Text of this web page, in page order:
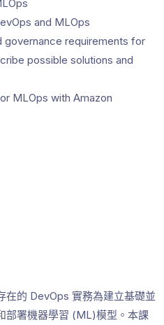
and MLOps
governance requirements for
possible solutions and
MLOps with Amazon
在的 DevOps 實務為建立基礎並
部署機器學習 (ML)模型。本課